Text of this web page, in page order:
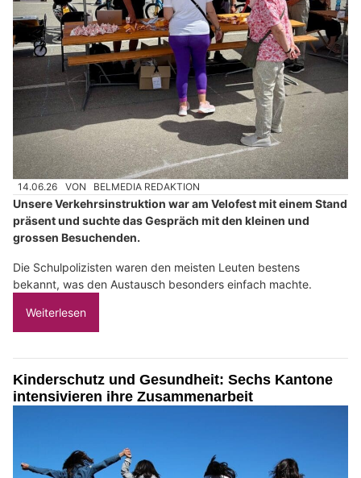
14.06.26 VON BELMEDIA REDAKTION
Unsere Verkehrsinstruktion war am Velofest mit einem Stand
präsent und suchte das Gespräch mit den kleinen und
grossen Besuchenden.
Die Schulpolizisten waren den meisten Leuten bestens
bekannt, was den Austausch besonders einfach machte.
Weiterlesen
Kinderschutz und Gesundheit: Sechs Kantone
intensivieren ihre Zusammenarbeit